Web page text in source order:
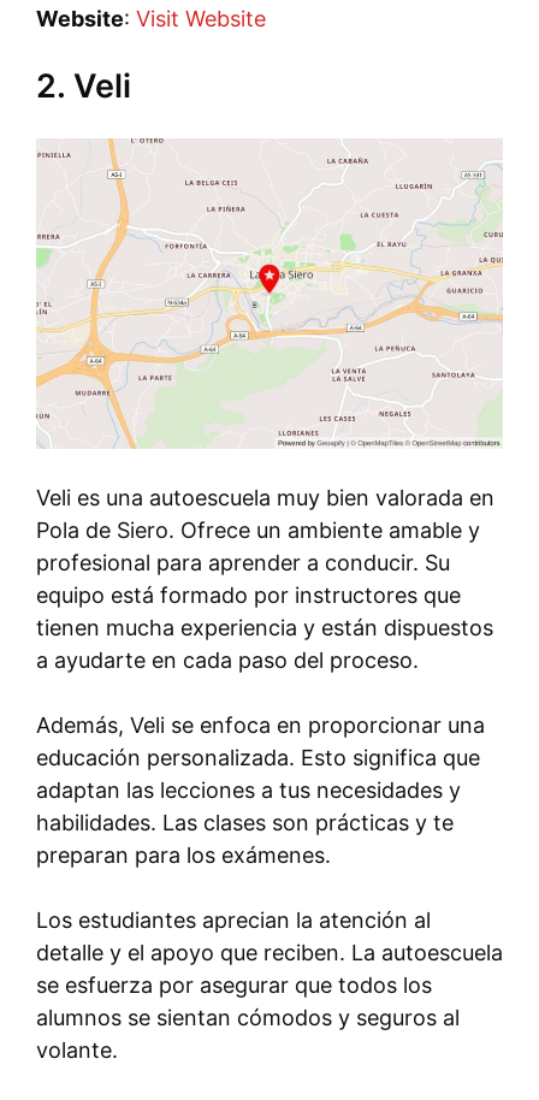
Website: Visit Website
2. Veli
Veli es una autoescuela muy bien valorada en
Pola de Siero. Ofrece un ambiente amable y
profesional para aprender a conducir. Su
equipo está formado por instructores que
tienen mucha experiencia y están dispuestos
a ayudarte en cada paso del proceso.
Además, Veli se enfoca en proporcionar una
educación personalizada. Esto significa que
adaptan las lecciones a tus necesidades y
habilidades. Las clases son prácticas y te
preparan para los exámenes.
Los estudiantes aprecian la atención al
detalle y el apoyo que reciben. La autoescuela
se esfuerza por asegurar que todos los
alumnos se sientan cómodos y seguros al
volante.